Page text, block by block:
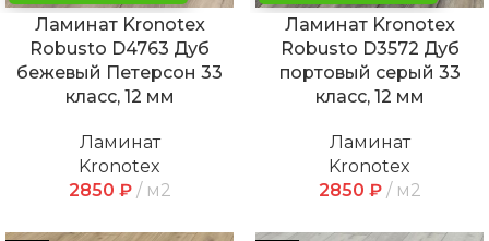
Ламинат Kronotex
Robusto D4763 Дуб
бежевый Петерсон 33
класс, 12 мм
Ламинат
Kronotex
2850 ₽ м2
Ламинат Kronotex
Robusto D3572 Дуб
портовый серый 33
класс, 12 мм
Ламинат
Kronotex
2850 ₽ м2